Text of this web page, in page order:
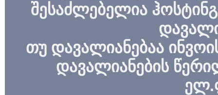
შესაძლებელია
თუ დავალიანებაა
დავალიანების